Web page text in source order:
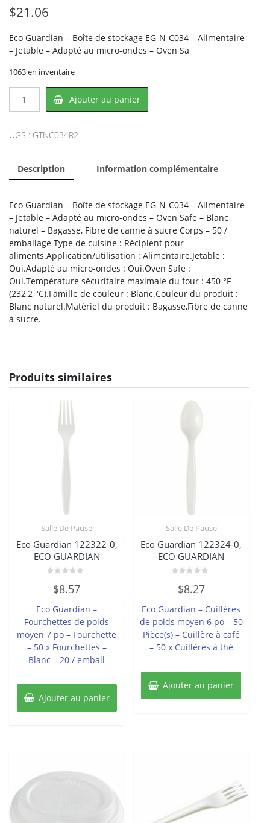
$21.06
Eco Guardian – Boîte de stockage EG-N-C034 – Alimentaire
– Jetable – Adapté au micro-ondes – Oven Sa
1063 en inventaire
Guardian
GUARDIAN
Ajouter au panier
UGS : GTNC034R2
Description Information complémentaire
Eco Guardian – Boîte de stockage EG-N-C034 – Alimentaire
– Jetable – Adapté au micro-ondes – Oven Safe – Blanc
naturel – Bagasse, Fibre de canne à sucre Corps – 50 /
emballage Type de cuisine : Récipient pour
aliments.Application/utilisation : Alimentaire.Jetable :
Oui.Adapté au micro-ondes : Oui.Oven Safe :
Oui.Température sécuritaire maximale du four : 450 °F
(232,2 °C).Famille de couleur : Blanc.Couleur du produit :
Blanc naturel.Matériel du produit : Bagasse,Fibre de canne
à sucre.
Produits similaires
Salle De Pause
Eco Guardian 122322-0,
ECO GUARDIAN
sur
$8.57
Eco Guardian –
Fourchettes de poids
moyen 7 po – Fourchette
– 50 x Fourchettes –
Blanc – 20 / emball
Ajouter au panier
Salle De Pause
Eco Guardian 122324-0,
ECO GUARDIAN
sur
$8.27
Eco Guardian – Cuillères
de poids moyen 6 po – 50
Pièce(s) – Cuillère à café
– 50 x Cuillères à thé
Ajouter au panier